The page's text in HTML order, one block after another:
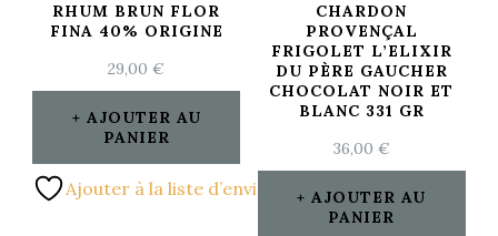
RHUM BRUN FLOR
FINA 40% ORIGINE
29,00€
AJOUTER AU
PANIER
Ajouter à la liste d’envies
CHARDON
PROVENÇAL
FRIGOLET L’ELIXIR
DU PÈRE GAUCHER
CHOCOLAT NOIR ET
BLANC 331 GR
36,00 €
AJOUTER AU
PANIER